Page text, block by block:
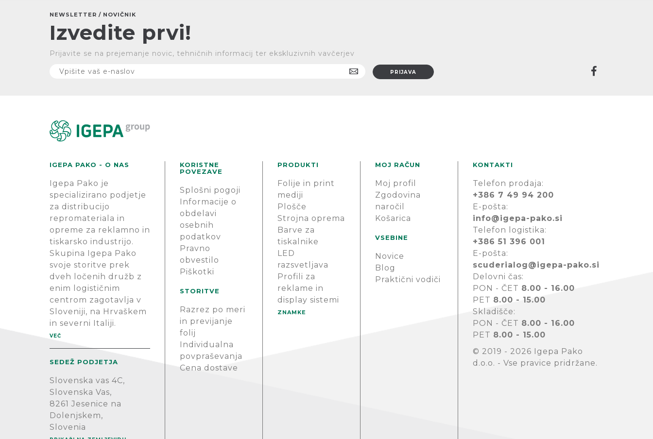
NEWSLETTER / NOVIČNIK
Izvedite prvi!
Prijavite se na prejemanje novic, tehničnih informacij ter ekskluzivnih vavčerjev
IGEPA PAKO - O NAS
Igepa Pako je
specializirano podjetje
za distribucijo
repromateriala in
opreme za reklamno in
tiskarsko industrijo.
Skupina Igepa Pako
svoje storitve prek
dveh ločenih družb z
enim logističnim
centrom zagotavlja v
Sloveniji, na Hrvaškem
in severni Italiji.
VEČ
SEDEŽ PODJETJA
Slovenska vas 4C,
Slovenska Vas,
8261 Jesenice na
Dolenjskem,
Slovenia
KORISTNE
POVEZAVE
Splošni pogoji
Informacije o
obdelavi
osebnih
podatkov
Pravno
obvestilo
Piškotki
STORITVE
Razrez po meri
in previjanje
folij
Individualna
povpraševanja
Cena dostave
PRODUKTI
Folije in print
mediji
Plošče
Strojna oprema
Barve za
tiskalnike
LED
razsvetljava
Profili za
reklame in
display sistemi
ZNAMKE
MOJ RAČUN
Moj profil
Zgodovina
naročil
Košarica
VSEBINE
Novice
Blog
Praktični vodiči
KONTAKTI
Telefon prodaja:
+386 7 49 94 200
E-pošta:
info@igepa-pako.si
Telefon logistika:
+386 51 396 001
E-pošta:
scuderialog@igepa-pako.si
Delovni čas:
PON - ČET 8.00 - 16.00
PET 8.00 - 15.00
Skladišče:
PON - ČET 8.00 - 16.00
PET 8.00 - 15.00
© 2019 - 2026 Igepa Pako
d.o.o. - Vse pravice pridržane.